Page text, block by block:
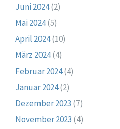
Juni 2024(2)
Mai 2024(5)
April 2024(10)
März 2024(4)
Februar 2024(4)
Januar 2024(2)
Dezember 2023 (7)
November 2023 (4)